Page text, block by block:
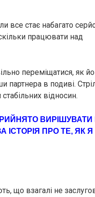
все стає набагато
працювати над
переміщатися, як
партнера в подиві.
відносин.
ВИРІШУВАТИ
ІСТОРІЯ ПРО ТЕ, ЯК Я
що взагалі не